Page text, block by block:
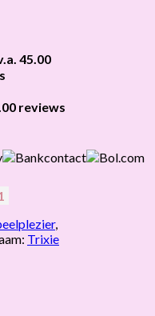
45.00
pakket 5,95 en
vóór 13:00, wordt
28 dagen
reviews
,
Trixie